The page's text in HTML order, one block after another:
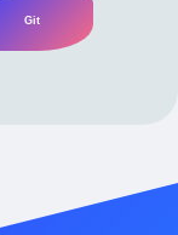
m elexbet